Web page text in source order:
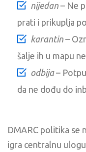
nijedan – Ne
prati i prikuplja
karantin –
šalje ih u mapu
odbija–
da ne dođu do
DMARC politika se
igra centralnu